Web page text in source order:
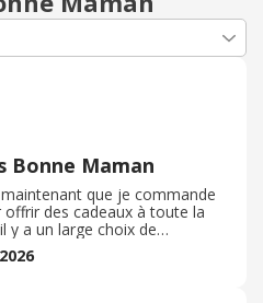
Bonne Maman
que je commande
des cadeaux à toute la
y a un large choix de
ne trouve pas en
rapide en colissimo. Il